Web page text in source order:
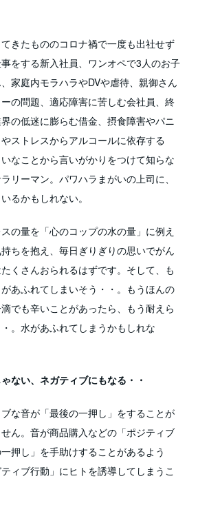
きたもののコロナ禍で一度も出社せず
をする新入社員、ワンオペで3人のお子
家庭内モラハラやDVや虐待、親御さん
の問題、適応障害に苦しむ会社員、終
の低迷に膨らむ借金、摂食障害やパニ
ストレスからアルコールに依存する
なことから言いがかりをつけて知らな
リーマン。パワハラまがいの上司に、
るかもしれない。
の量を「心のコップの水の量」に例え
ちを抱え、毎日ぎりぎりの思いでがん
くさんおられるはずです。そして、も
あふれてしまいそう・・。もうほんの
でも辛いことがあったら、もう耐えら
。水があふれてしまうかもしれな
ない、ネガティブにもなる・・
な音が「最後の一押し」をすることが
ん。音が商品購入などの「ポジティブ
押し」を手助けすることがあるよう
ィブ行動」にヒトを誘導してしまうこ